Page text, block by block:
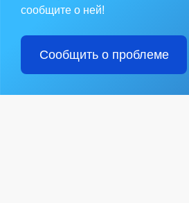
сообщите о ней!
Сообщить о проблеме